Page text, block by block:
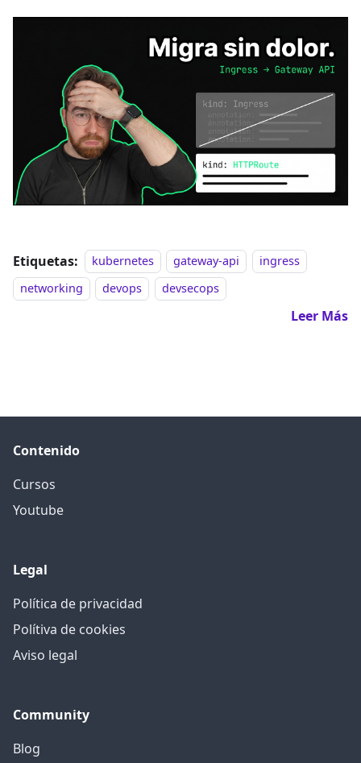
Etiquetas: kubernetes gateway-api
ingress
networking
devops devsecops
Leer Más
Contenido
Cursos
Youtube
Legal
Política de privacidad
Polítiva de cookies
Aviso legal
Community
Blog